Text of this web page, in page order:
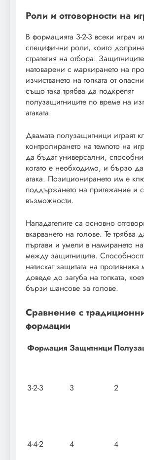
Роли и отговорности на
В формацията 3-2-3 всеки играч
специфични роли, които
стратегия на отбора.
натоварени с маркирането на
изчистването на топката от
също така трябва да подкрепят
полузащитниците по време на
атаката.
Двамата полузащитници играят
контролирането на темпото на
да бъдат универсални,
когато е необходимо, и бързо
атака. Позиционирането им е
поддържането на притежание и
възможности.
Нападателите са основно
вкарването на голове. Те трябва
пъргави и умели в намирането на
между защитниците.
натискат защитата на
доведе до загуба на топката,
бързи шансове за голове.
Сравнение с
формации
Формация Защитници
3-2-3 3 2
4-4-2 4 4